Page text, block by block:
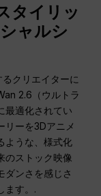
タイリッ
ャルシ
クリエイターに
2.6（ウルトラ
最適化されてい
リーを3Dアニメ
ような、様式化
のストック映像
ダンさを感じさ
ます。.